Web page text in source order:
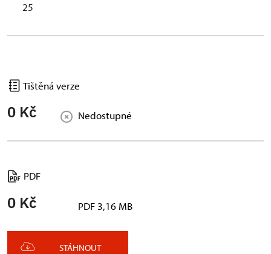
25
Tištěná verze
0 Kč Nedostupné
PDF
0 Kč PDF 3,16 MB
STÁHNOUT